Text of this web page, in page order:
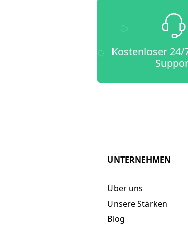
Kostenloser
UNTERNEHMEN
Über uns
Unsere Stärken
Blog